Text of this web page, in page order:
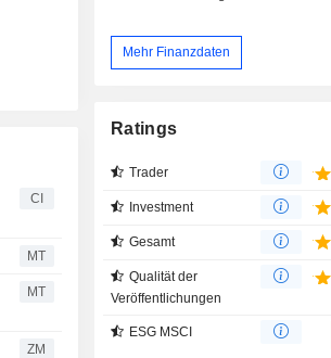
CI
MT
MT
ZM
Mehr Finanzdaten
Ratings
Trader
Investment
Gesamt
Qualität der
Veröffentlichungen
ESG MSCI